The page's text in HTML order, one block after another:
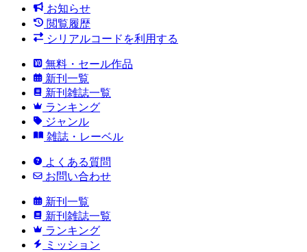
お知らせ
閲覧履歴
シリアルコードを利用する
無料・セール作品
新刊一覧
新刊雑誌一覧
ランキング
ジャンル
雑誌・レーベル
よくある質問
お問い合わせ
新刊一覧
新刊雑誌一覧
ランキング
ミッション